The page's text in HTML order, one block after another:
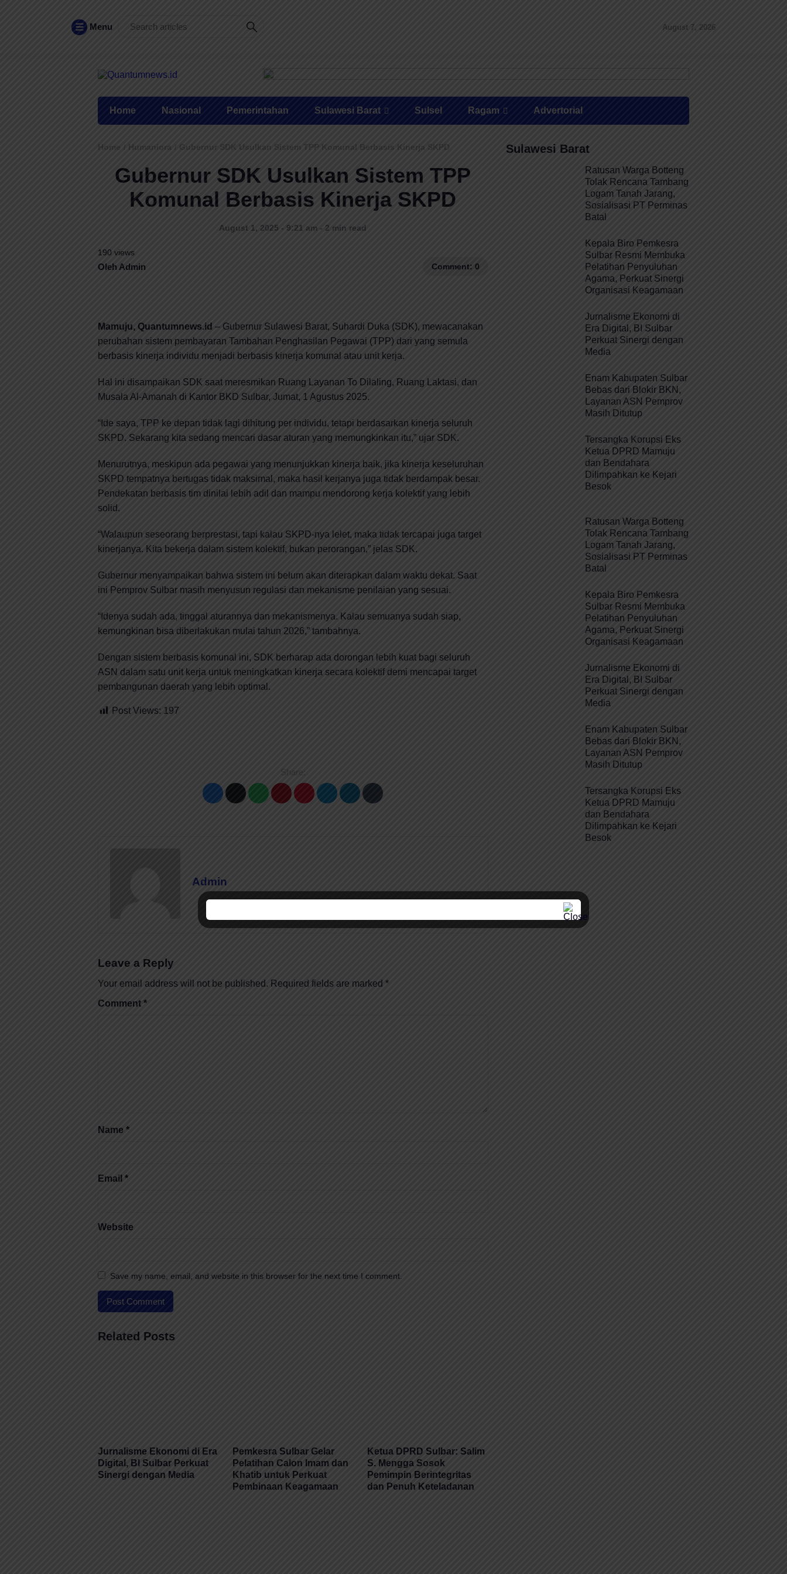
Menu August 7, 2026
Home Nasional Pemerintahan Sulawesi Barat Sulsel Ragam Advertorial
Home / Humaniora / Gubernur SDK Usulkan Sistem TPP Komunal Berbasis Kinerja SKPD
Gubernur SDK Usulkan Sistem TPP
Komunal Berbasis Kinerja SKPD
August 1, 2025 - 9:21 am - 2 min read
190 views
Oleh Admin Comment: 0
Mamuju, Quantumnews.id – Gubernur Sulawesi Barat, Suhardi Duka (SDK), mewacanakan
perubahan sistem pembayaran Tambahan Penghasilan Pegawai (TPP) dari yang semula
berbasis kinerja individu menjadi berbasis kinerja komunal atau unit kerja.
Hal ini disampaikan SDK saat meresmikan Ruang Layanan To Dilaling, Ruang Laktasi, dan
Musala Al-Amanah di Kantor BKD Sulbar, Jumat, 1 Agustus 2025.
“Ide saya, TPP ke depan tidak lagi dihitung per individu, tetapi berdasarkan kinerja seluruh
SKPD. Sekarang kita sedang mencari dasar aturan yang memungkinkan itu,” ujar SDK.
Menurutnya, meskipun ada pegawai yang menunjukkan kinerja baik, jika kinerja keseluruhan
SKPD tempatnya bertugas tidak maksimal, maka hasil kerjanya juga tidak berdampak besar.
Pendekatan berbasis tim dinilai lebih adil dan mampu mendorong kerja kolektif yang lebih
solid.
“Walaupun seseorang berprestasi, tapi kalau SKPD-nya lelet, maka tidak tercapai juga target
kinerjanya. Kita bekerja dalam sistem kolektif, bukan perorangan,” jelas SDK.
Gubernur menyampaikan bahwa sistem ini belum akan diterapkan dalam waktu dekat. Saat
ini Pemprov Sulbar masih menyusun regulasi dan mekanisme penilaian yang sesuai.
“Idenya sudah ada, tinggal aturannya dan mekanismenya. Kalau semuanya sudah siap,
kemungkinan bisa diberlakukan mulai tahun 2026,” tambahnya.
Dengan sistem berbasis komunal ini, SDK berharap ada dorongan lebih kuat bagi seluruh
ASN dalam satu unit kerja untuk meningkatkan kinerja secara kolektif demi mencapai target
pembangunan daerah yang lebih optimal.
Post Views: 197
Share:
Admin
Leave a Reply
Your email address will not be published. Required fields are marked *
Comment *
Name *
Email *
Website
Save my name, email, and website in this browser for the next time I comment.
Related Posts
Jurnalisme Ekonomi di Era
Digital, BI Sulbar Perkuat
Sinergi dengan Media
Pemkesra Sulbar Gelar
Pelatihan Calon Imam dan
Khatib untuk Perkuat
Pembinaan Keagamaan
Ketua DPRD Sulbar: Salim
S. Mengga Sosok
Pemimpin Berintegritas
dan Penuh Keteladanan
Sulawesi Barat
Ratusan Warga Botteng
Tolak Rencana Tambang
Logam Tanah Jarang,
Sosialisasi PT Perminas
Batal
Kepala Biro Pemkesra
Sulbar Resmi Membuka
Pelatihan Penyuluhan
Agama, Perkuat Sinergi
Organisasi Keagamaan
Jurnalisme Ekonomi di
Era Digital, BI Sulbar
Perkuat Sinergi dengan
Media
Enam Kabupaten Sulbar
Bebas dari Blokir BKN,
Layanan ASN Pemprov
Masih Ditutup
Tersangka Korupsi Eks
Ketua DPRD Mamuju
dan Bendahara
Dilimpahkan ke Kejari
Besok
Ratusan Warga Botteng
Tolak Rencana Tambang
Logam Tanah Jarang,
Sosialisasi PT Perminas
Batal
Kepala Biro Pemkesra
Sulbar Resmi Membuka
Pelatihan Penyuluhan
Agama, Perkuat Sinergi
Organisasi Keagamaan
Jurnalisme Ekonomi di
Era Digital, BI Sulbar
Perkuat Sinergi dengan
Media
Enam Kabupaten Sulbar
Bebas dari Blokir BKN,
Layanan ASN Pemprov
Masih Ditutup
Tersangka Korupsi Eks
Ketua DPRD Mamuju
dan Bendahara
Dilimpahkan ke Kejari
Besok